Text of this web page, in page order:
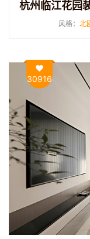
杭州临江花园
风格： 北
30916